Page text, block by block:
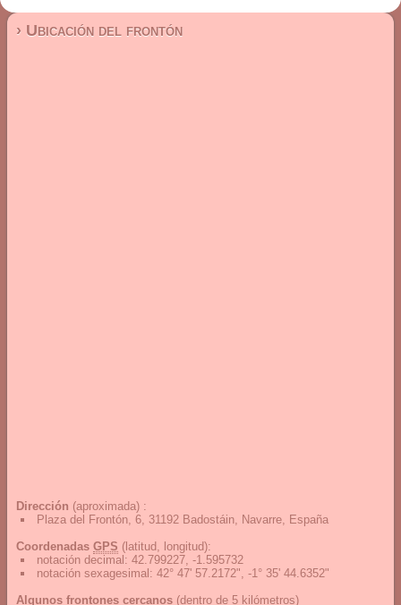
› Ubicación del frontón
Dirección (aproximada) :
Plaza del Frontón, 6, 31192 Badostáin, Navarre, España
Coordenadas GPS (latitud, longitud):
notación decimal : 42.799227, -1.595732
notación sexagesimal : 42° 47' 57.2172", -1° 35' 44.6352"
Algunos frontones cercanos (dentro de 5 kilómetros)